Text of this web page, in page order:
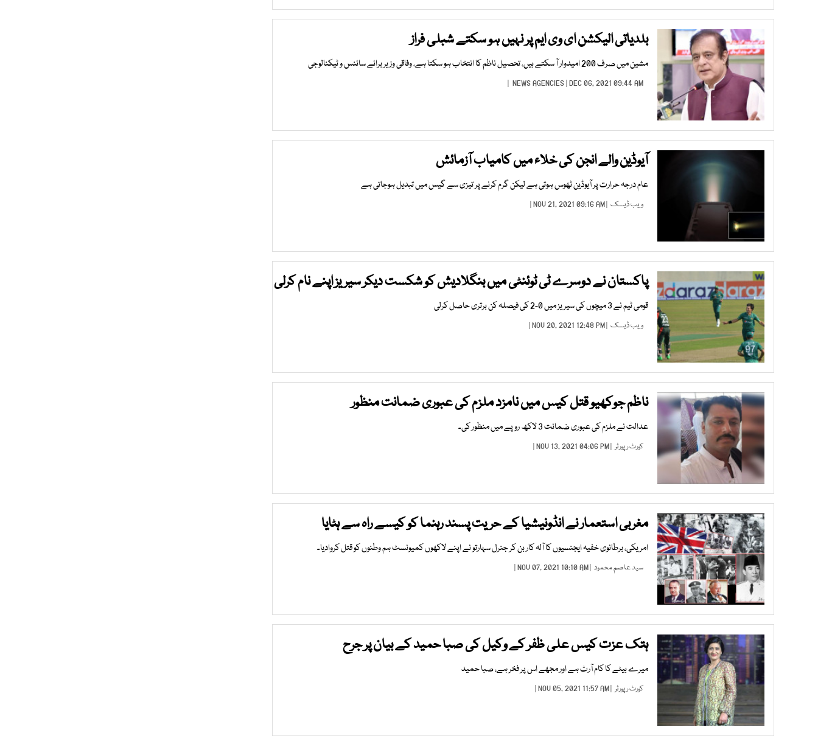
بلدیاتی الیکشن ای وی ایم پر نہیں ہو سکتے شبلی فراز
مشین میں صرف 200 امیدوار آ سکتے ہیں، تحصیل ناظم کا انتخاب ہو سکتا ہے، وفاقی وزیر برائے سائنس و ٹیکنالوجی
NEWS AGENCIES| DEC 06, 2021 09:44 AM |
آیوڈین والے انجن کی خلاء میں کامیاب آزمائش
عام درجہ حرارت پر آیوڈین ٹھوس ہوتی ہے لیکن گرم کرنے پر تیزی سے گیس میں تبدیل ہوجاتی ہے
ویب ڈیسک | NOV 21, 2021 09:16 AM |
پاکستان نے دوسرے ٹی ٹوئنٹی میں بنگلادیش کو شکست دیکر سیریز اپنے نام کرلی
قومی ٹیم نے 3 میچوں کی سیریز میں 0-2 کی فیصلہ کن برتری حاصل کرلی
ویب ڈیسک | NOV 20, 2021 12:48 PM |
ناظم جوکھیو قتل کیس میں نامزد ملزم کی عبوری ضمانت منظور
عدالت نے ملزم کی عبوری ضمانت 3 لاکھ روپے میں منظور کی۔
کورٹ رپورٹر | NOV 13, 2021 04:06 PM |
مغربی استعمار نے انڈونیشیا کے حریت پسند رہنما کو کیسے راہ سے ہٹایا
امریکی، برطانوی خفیہ ایجنسیوں کا آلہ کار بن کر جنرل سہارتو نے اپنے لاکھوں کمیونسٹ ہم وطنوں کو قتل کروادیا۔
سید عاصم محمود | NOV 07, 2021 10:10 AM |
ہتک عزت کیس علی ظفر کے وکیل کی صبا حمید کے بیان پر جرح
میرے بیٹے کا کام آرٹ ہے اور مجھے اس پر فخر ہے، صبا حمید
کورٹ رپورٹر | NOV 05, 2021 11:57 AM |